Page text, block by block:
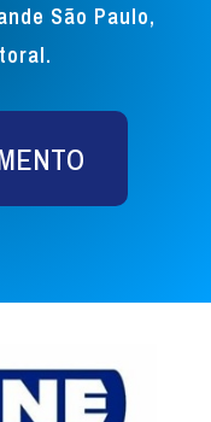
São Paulo,